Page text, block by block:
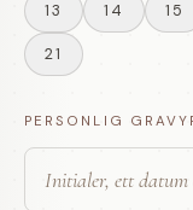
13 14 15
21
PERSONLIG